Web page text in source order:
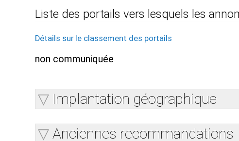
Liste des portails vers lesquels les
Détails sur le classement des portails
non communiquée
Implantation géographique
Anciennes recommandations